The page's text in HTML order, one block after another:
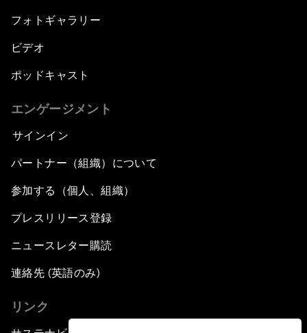
フォトギャラリー
ビデオ
ポッドキャスト
エンゲージメント
サインイン
パートナー（組織）について
参加する（個人、組織）
プレスリリース登録
ニュースレター購読
連絡先 (英語のみ)
リンク